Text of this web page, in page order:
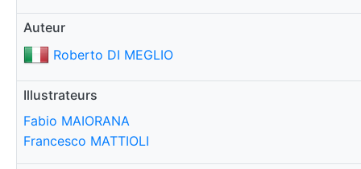
Auteur
Roberto DI MEGLIO
Illustrateurs
Fabio MAIORANA
Francesco MATTIOLI